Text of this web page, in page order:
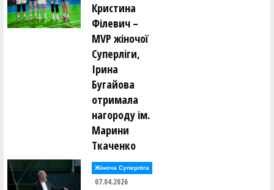
Кристина
Філевич –
MVP жіночої
Суперліги,
Ірина
Бугайова
отримала
нагороду ім.
Марини
Ткаченко
Жіноча Суперліга
07.04.2026